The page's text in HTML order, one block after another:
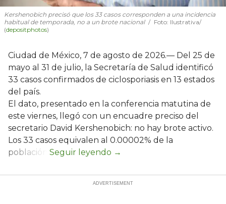
Kershenobich precisó que los 33 casos corresponden a una incidencia
habitual de temporada, no a un brote nacional
Foto: Ilustrativa/
(depositphotos)
Ciudad de México, 7 de agosto de 2026.— Del 25 de
mayo al 31 de julio, la Secretaría de Salud identificó
33 casos confirmados de ciclosporiasis en 13 estados
del país.
El dato, presentado en la conferencia matutina de
este viernes, llegó con un encuadre preciso del
secretario David Kershenobich: no hay brote activo.
Los 33 casos equivalen al 0.00002% de la
población.